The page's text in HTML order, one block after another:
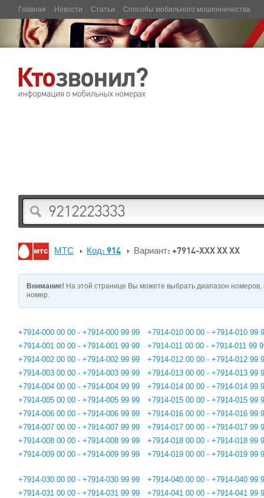
Главная Новости Статьи Способы мобильного мошенничества
МТС Код: 914 Вариант: +7914-XXX XX XX
Внимание! На этой странице Вы можете выбрать диапазон
номер.
+7914-000 00 00 - +7914-000 99 99
+7914-001 00 00 - +7914-001 99 99
+7914-002 00 00 - +7914-002 99 99
+7914-003 00 00 - +7914-003 99 99
+7914-004 00 00 - +7914-004 99 99
+7914-005 00 00 - +7914-005 99 99
+7914-006 00 00 - +7914-006 99 99
+7914-007 00 00 - +7914-007 99 99
+7914-008 00 00 - +7914-008 99 99
+7914-009 00 00 - +7914-009 99 99
+7914-010 00 00 - +7914-010 99
+7914-011 00 00 - +7914-011 99
+7914-012 00 00 - +7914-012 99
+7914-013 00 00 - +7914-013 99
+7914-014 00 00 - +7914-014 99
+7914-015 00 00 - +7914-015 99
+7914-016 00 00 - +7914-016 99
+7914-017 00 00 - +7914-017 99
+7914-018 00 00 - +7914-018 99
+7914-019 00 00 - +7914-019 99
+7914-030 00 00 - +7914-030 99 99
+7914-031 00 00 - +7914-031 99 99
+7914-040 00 00 - +7914-040 99
+7914-041 00 00 - +7914-041 99